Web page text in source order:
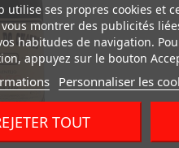
utilise ses propres cookies et
montrer des publicités
habitudes de navigation.
appuyez sur le bouton
Personnaliser les
TOUT